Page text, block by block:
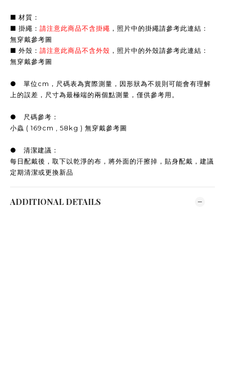
■ 材質：
■ 掛繩： 請注意此商品不含掛繩 ，照片中的掛繩請參考此連結：
無穿戴參考圖
■ 外殼： 請注意此商品不含外殼 ，照片中的外殼請參考此連結：
無穿戴參考圖
● 單位cm，尺碼表為實際測量，因形狀為不規則可能會有理解
上的誤差，尺寸為最極端的兩個點測量，僅供參考用。
● 尺碼參考：
小蟲 ( 169cm , 58kg ) 無穿戴參考圖
● 清潔建議：
每日配戴後，取下以乾淨的布，將外面的汗擦掉，貼身配戴，建議
定期清潔或更換新品
ADDITIONAL DETAILS